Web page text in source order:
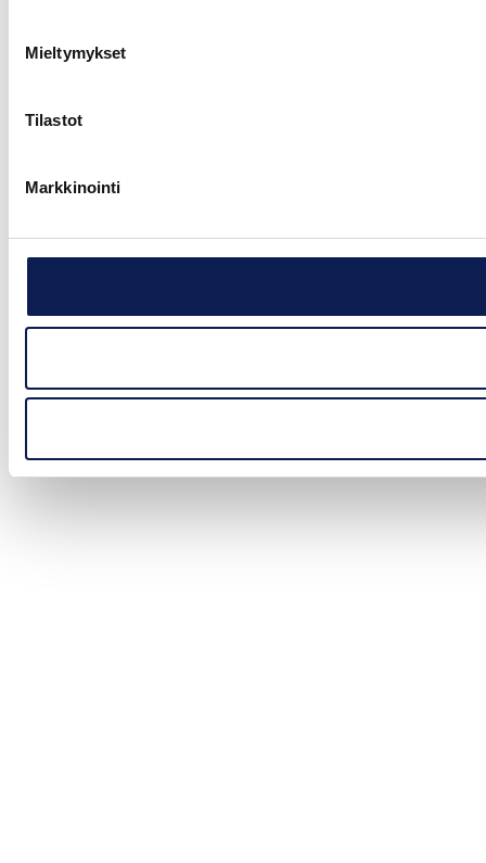
Mieltymykset
Tilastot
Markkinointi